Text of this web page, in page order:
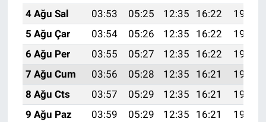
4 Ağu Sal
03:53 05:25 12:35 16:22
19:36
5 Ağu Çar
03:54 05:26 12:35 16:22
19:35
6 Ağu Per
03:55 05:27 12:35 16:22
19:34
7 Ağu Cum
03:56 05:28 12:35 16:21
19:32
8 Ağu Cts
03:57 05:29 12:35 16:21
19:31
9 Ağu Paz
03:59 05:29 12:35 16:21
19:30